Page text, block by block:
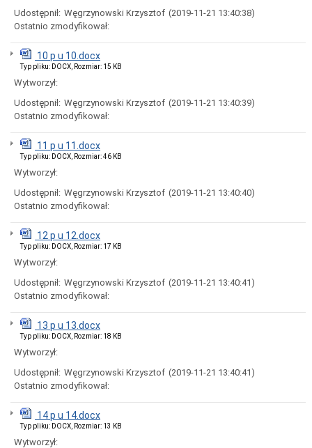
Urząd
Miasta
Nadawanie
numeru
PESEL
obywatelom
Надання
PESEL
для
біженців
Ogłoszenia
obwieszczenia
w
2026
Ogłoszenia
obwieszczenia
2025
roku
Ogłoszenia
w
2024
Ogłoszenia
obwieszczenia
Udostępnił: Węgrzynowski Krzysztof (2019-11-21 13:40:38)
Ostatnio zmodyfikował:
10 p u 10.docx
Typ pliku: DOCX, Rozmiar: 15 KB
Wytworzył:
Udostępnił: Węgrzynowski Krzysztof (2019-11-21 13:40:39)
Ostatnio zmodyfikował:
11 p u 11.docx
Typ pliku: DOCX, Rozmiar: 46 KB
Wytworzył:
Udostępnił: Węgrzynowski Krzysztof (2019-11-21 13:40:40)
Ostatnio zmodyfikował:
12 p u 12.docx
Typ pliku: DOCX, Rozmiar: 17 KB
Wytworzył:
Udostępnił: Węgrzynowski Krzysztof (2019-11-21 13:40:41)
Ostatnio zmodyfikował:
13 p u 13.docx
Typ pliku: DOCX, Rozmiar: 18 KB
Wytworzył:
Udostępnił: Węgrzynowski Krzysztof (2019-11-21 13:40:41)
Ostatnio zmodyfikował:
14 p u 14.docx
Typ pliku: DOCX, Rozmiar: 13 KB
Wytworzył: